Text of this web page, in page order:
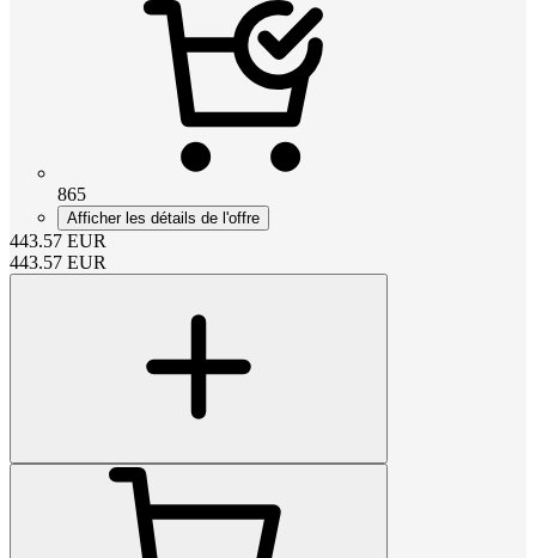
865
Afficher les détails de l'offre
443.57 EUR
443.57 EUR